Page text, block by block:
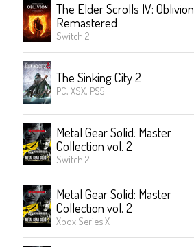
The Elder Scrolls IV: Oblivion
Remastered
Switch 2
The Sinking City 2
PC, XSX, PS5
Metal Gear Solid: Master
Collection vol. 2
Switch 2
Metal Gear Solid: Master
Collection vol. 2
Xbox Series X